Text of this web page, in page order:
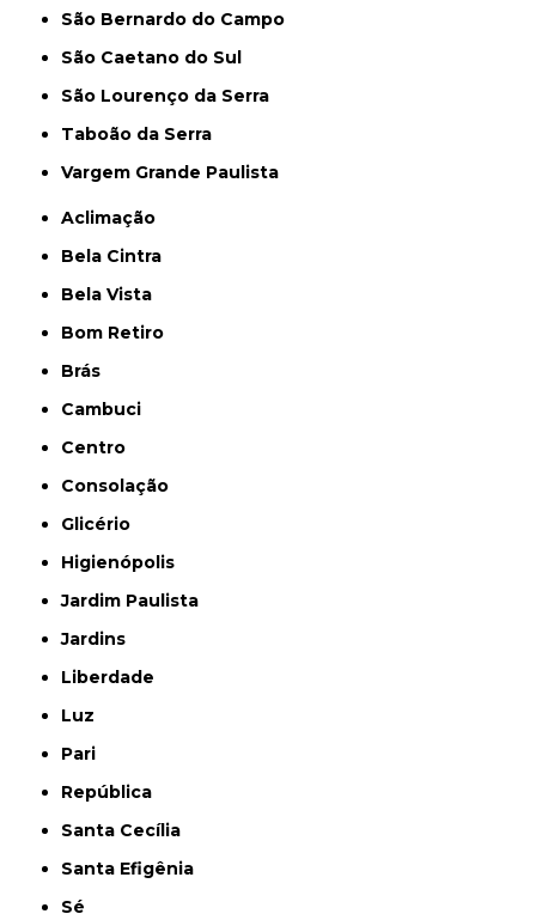
São Bernardo do Campo
São Caetano do Sul
São Lourenço da Serra
Taboão da Serra
Vargem Grande Paulista
Aclimação
Bela Cintra
Bela Vista
Bom Retiro
Brás
Cambuci
Centro
Consolação
Glicério
Higienópolis
Jardim Paulista
Jardins
Liberdade
Luz
Pari
República
Santa Cecília
Santa Efigênia
Sé